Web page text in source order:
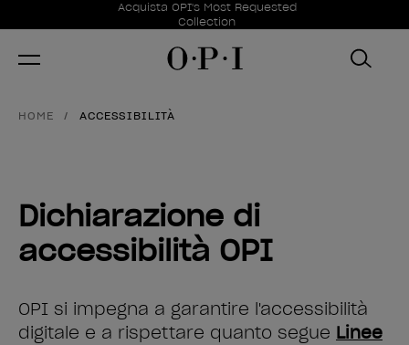
Offerte promozionali
Acquista OPI's Most Requested
Collection
Item 1 of 1
HOME ACCESSIBILITÀ
Dichiarazione di
accessibilità OPI
OPI si impegna a garantire l'accessibilità
digitale e a rispettare quanto segue Linee